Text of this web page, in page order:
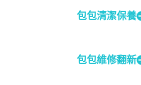
包包清潔保養
包包維修翻新